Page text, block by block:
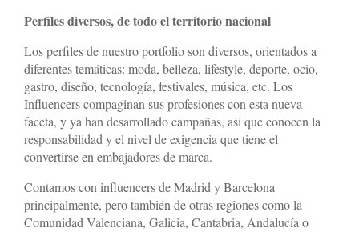
The Gramer
Perfiles diversos, de todo el territorio nacional
Los perfiles de nuestro portfolio son diversos, orientados a
diferentes temáticas: moda, belleza, lifestyle, deporte, ocio,
gastro, diseño, tecnología, festivales, música, etc. Los
Influencers compaginan sus profesiones con esta nueva
faceta, y ya han desarrollado campañas, así que conocen la
responsabilidad y el nivel de exigencia que tiene el
convertirse en embajadores de marca.
Contamos con influencers de Madrid y Barcelona
principalmente, pero también de otras regiones como la
Comunidad Valenciana, Galicia, Cantabria, Andalucía o